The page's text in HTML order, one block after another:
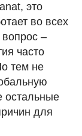
это
во всех
вопрос –
часто
тем не
остальные
для